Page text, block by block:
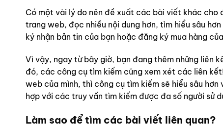
Có một vài lý do nên đề xuất các bài viết khác cho
trang web, đọc nhiều nội dung hơn, tìm hiểu sâu
ký nhận bản tin của bạn hoặc đăng ký mua hàng
Vì vậy, ngay từ bây giờ, bạn đang thêm những liên
đó, các công cụ tìm kiếm cũng xem xét các liên
web của mình, thì công cụ tìm kiếm sẽ hiểu sâu
hợp với các truy vấn tìm kiếm được đa số người sử
Làm sao để tìm các bài viết liên quan?